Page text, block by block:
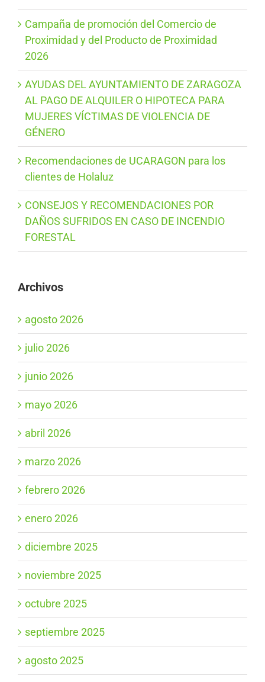
Campaña de promoción del Comercio de
Proximidad y del Producto de Proximidad
2026
AYUDAS DEL AYUNTAMIENTO DE ZARAGOZA
AL PAGO DE ALQUILER O HIPOTECA PARA
MUJERES VÍCTIMAS DE VIOLENCIA DE
GÉNERO
Recomendaciones de UCARAGON para los
clientes de Holaluz
CONSEJOS Y RECOMENDACIONES POR
DAÑOS SUFRIDOS EN CASO DE INCENDIO
FORESTAL
Archivos
agosto 2026
julio 2026
junio 2026
mayo 2026
abril 2026
marzo 2026
febrero 2026
enero 2026
diciembre 2025
noviembre 2025
octubre 2025
septiembre 2025
agosto 2025